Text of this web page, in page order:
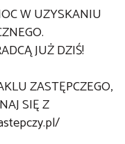
W UZYSKANIU
JUŻ DZIŚ!
ZASTĘPCZEGO,
SIĘ Z